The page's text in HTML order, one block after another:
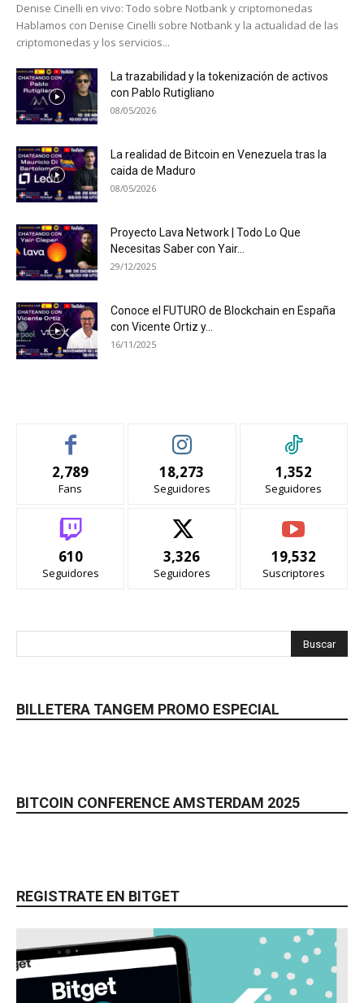
Denise Cinelli en vivo: Todo sobre Notbank y criptomonedas
Hablamos con Denise Cinelli sobre Notbank y la actualidad de las
criptomonedas y los servicios...
La trazabilidad y la tokenización de activos
con Pablo Rutigliano
08/05/2026
La realidad de Bitcoin en Venezuela tras la
caida de Maduro
08/05/2026
Proyecto Lava Network | Todo Lo Que
Necesitas Saber con Yair...
29/12/2025
Conoce el FUTURO de Blockchain en España
con Vicente Ortiz y...
16/11/2025
2,789
Fans
18,273
Seguidores
1,352
Seguidores
610
Seguidores
3,326
Seguidores
19,532
Suscriptores
BILLETERA TANGEM PROMO ESPECIAL
BITCOIN CONFERENCE AMSTERDAM 2025
REGISTRATE EN BITGET